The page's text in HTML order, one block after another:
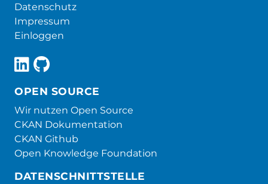
Datenschutz
Impressum
Einloggen
OPEN SOURCE
Wir nutzen Open Source
CKAN Dokumentation
CKAN Github
Open Knowledge Foundation
DATENSCHNITTSTELLE